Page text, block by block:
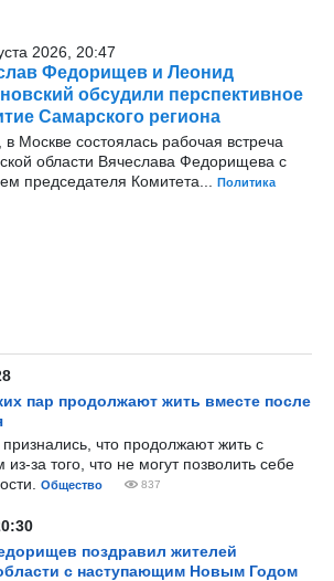
2026, 20:47
Федорищев и Леонид
обсудили перспективное
Самарского региона
в Москве состоялась рабочая встреча
области Вячеслава Федорищева с
председателя Комитета...
Политика
пар продолжают жить вместе после
что продолжают жить с
за того, что не могут позволить себе
Общество 837
поздравил жителей
с наступающим Новым Годом